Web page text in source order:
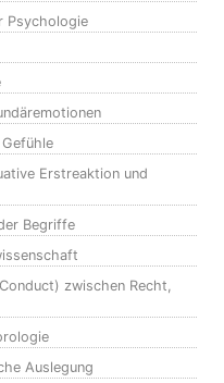
Psychologie
Erstreaktion und
Begriffe
zwischen Recht,
Auslegung